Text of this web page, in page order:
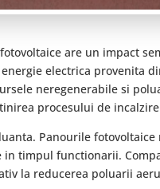
are un impact
electrica provenita
neregenerabile si
procesului de
Panourile
timpul functionarii.
la reducerea poluarii